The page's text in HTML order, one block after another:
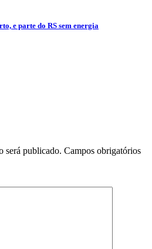
e parte do RS sem energia
será publicado. Campos obrigatórios